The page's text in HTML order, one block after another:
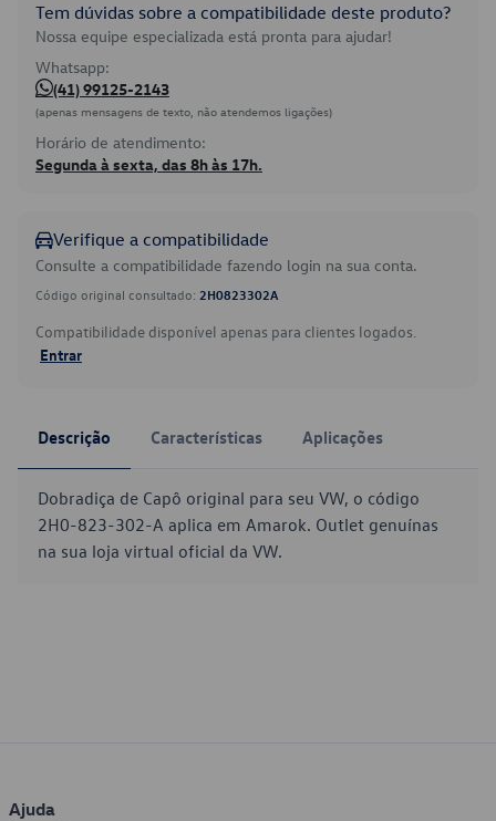
Tem dúvidas sobre a compatibilidade deste produto?
Nossa equipe especializada está pronta para ajudar!
Whatsapp:
(41) 99125-2143
(apenas mensagens de texto, não atendemos ligações)
Horário de atendimento:
Segunda à sexta, das 8h às 17h.
Verifique a compatibilidade
Consulte a compatibilidade fazendo login na sua conta.
Código original consultado: 2H0823302A
Compatibilidade disponível apenas para clientes logados.
Entrar
Descrição Características Aplicações
Dobradiça de Capô original para seu VW, o código
2H0-823-302-A aplica em Amarok. Outlet genuínas
na sua loja virtual oficial da VW.
Ajuda